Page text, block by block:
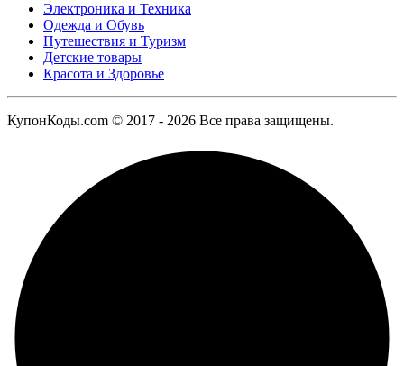
Электроника и Техника
Одежда и Обувь
Путешествия и Туризм
Детские товары
Красота и Здоровье
КупонКоды.com © 2017 - 2026 Все права защищены.